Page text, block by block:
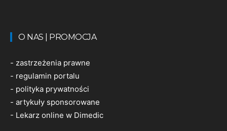
O NAS | PROMOCJA
- zastrzeżenia prawne
- regulamin portalu
- polityka prywatności
- artykuły sponsorowane
- Lekarz online w Dimedic